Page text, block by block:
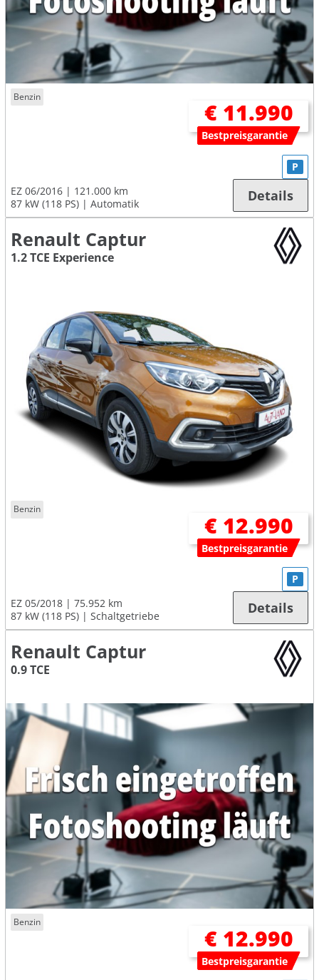
Benzin
€ 11.990
Bestpreisgarantie
EZ 06/2016
121.000 km
87 kW (118 PS)
Automatik
P
Details
Renault Captur
1.2 TCE Experience
Benzin
€ 12.990
Bestpreisgarantie
EZ 05/2018
75.952 km
87 kW (118 PS)
Schaltgetriebe
P
Details
Renault Captur
0.9 TCE
Benzin
€ 12.990
Bestpreisgarantie